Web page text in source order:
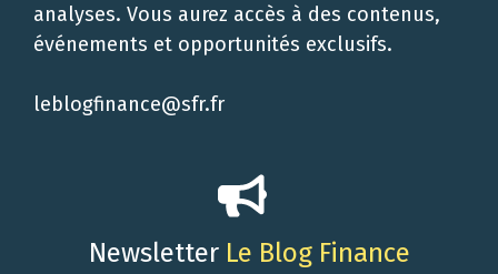
analyses. Vous aurez accès à des contenus,
événements et opportunités exclusifs.
leblogfinance@sfr.fr
Newsletter Le Blog Finance